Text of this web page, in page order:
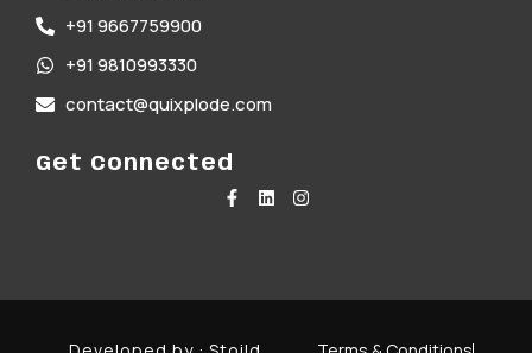
+91 9667759900
+91 9810993330
contact@quixplode.com
Get Connected